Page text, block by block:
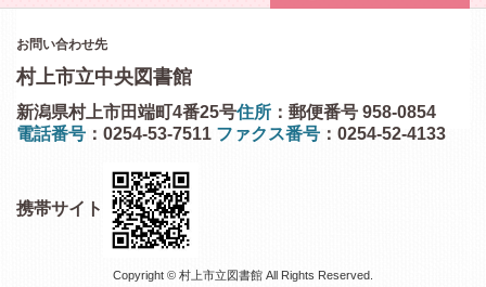
お問い合わせ先
村上市立中央図書館
住所 ：郵便番号 958-0854
新潟県村上市田端町4番25号
電話番号 ：0254-53-7511 ファクス番号 ：0254-52-4133
携帯サイト
Copyright © 村上市立図書館 All Rights Reserved.